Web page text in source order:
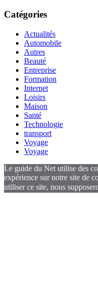
Catégories
Actualités
Automobile
Autres
Beauté
Entreprise
Formation
Internet
Loisirs
Maison
Santé
Technologie
transport
Voyage
Voyage
Le guide du Net utilise des
expérience sur notre site de
utiliser ce site, nous